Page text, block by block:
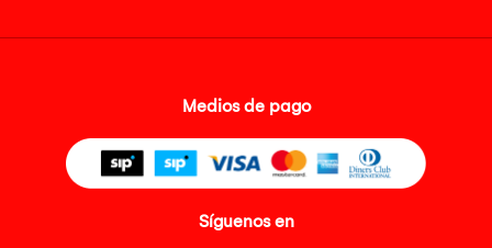
Medios de pago
Síguenos en